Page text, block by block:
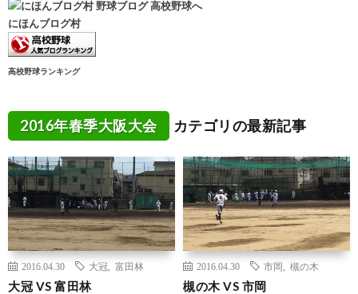
にほんブログ村
高校野球ランキング
2016年春季大阪大会 カテゴリの最新記事
2016.04.30 大冠 富田林
大冠 VS 富田林
2016.04.30 市岡 槻の木
槻の木 VS 市岡